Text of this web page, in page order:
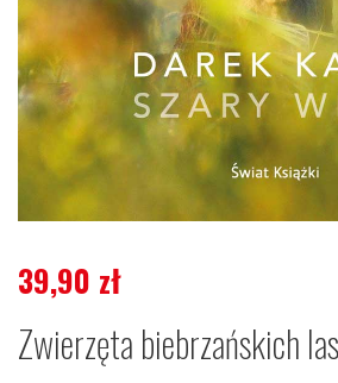
39,90 zł
Zwierzęta biebrzańskich